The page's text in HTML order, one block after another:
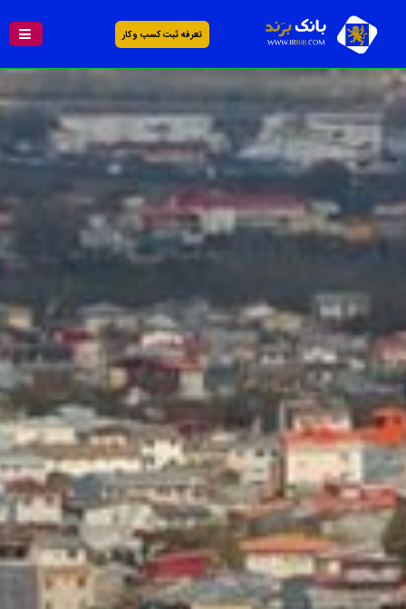
تعرفه ثبت کسب و کار